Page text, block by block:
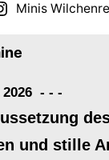
Minis
- - -
und stille